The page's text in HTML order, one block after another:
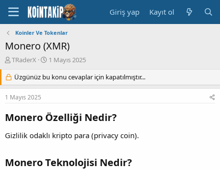
Giriş yap Kayıt ol
Koinler Ve Tokenlar
Monero (XMR)
K
n
u
y
B
a
l
a
TRaderX
B
ş
l
g
ı
t
i
1 Mayıs 2025
Üzgünüz bu konu cevaplar için kapatılmıştır...
1 Mayıs 2025
Monero Özelliği Nedir?
Gizlilik odaklı kripto para (privacy coin).
Monero Teknolojisi Nedir?